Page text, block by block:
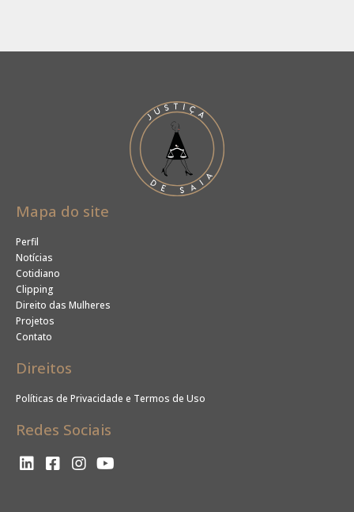
Mapa do site
Perfil
Notícias
Cotidiano
Clipping
Direito das Mulheres
Projetos
Contato
Direitos
Políticas de Privacidade e Termos de Uso
Redes Sociais